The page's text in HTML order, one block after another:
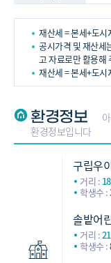
재산세 = 본세+도
공시가격 및 재산세
고 자료로만 활용해
재산세 = 본세+도
환경정보
환경정보입니다
구립우
거리 :
학생수 :
솔밭어
거리 :
학생수 :